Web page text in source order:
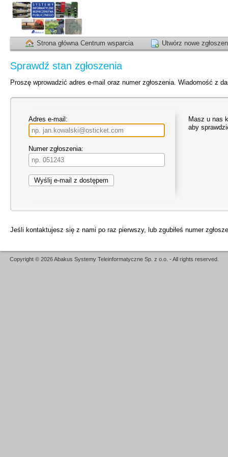
Strona główna Centrum wsparcia Utwórz nowe
Sprawdź stan zgłoszenia
Proszę wprowadzić adres e-mail oraz numer zgłoszenia. Wiadomość z
Adres e-mail:
Numer zgłoszenia:
Masz u nas
aby
Jeśli kontaktujesz się z nami po raz pierwszy, lub zgubiłeś numer
Copyright © 2026 Abakus Systemy Teleinformatyczne Sp. z o.o. - All rights reserved.